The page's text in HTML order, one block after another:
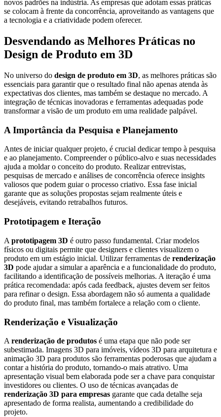
novos padrões na indústria. As empresas que adotam essas práticas
se colocam à frente da concorrência, aproveitando as vantagens que
a tecnologia e a criatividade podem oferecer.
Desvendando as Melhores Práticas no
Design de Produto em 3D
No universo do design de produto em 3D, as melhores práticas são
essenciais para garantir que o resultado final não apenas atenda às
expectativas dos clientes, mas também se destaque no mercado. A
integração de técnicas inovadoras e ferramentas adequadas pode
transformar a visão de um produto em uma realidade palpável.
A Importância da Pesquisa e Planejamento
Antes de iniciar qualquer projeto, é crucial dedicar tempo à pesquisa
e ao planejamento. Compreender o público-alvo e suas necessidades
ajuda a moldar o conceito do produto. Realizar entrevistas,
pesquisas de mercado e análises de concorrência oferece insights
valiosos que podem guiar o processo criativo. Essa fase inicial
garante que as soluções propostas sejam realmente úteis e
desejáveis, evitando retrabalhos futuros.
Prototipagem e Iteração
A prototipagem 3D é outro passo fundamental. Criar modelos
físicos ou digitais permite que designers e clientes visualizem o
produto em um estágio inicial. Utilizar ferramentas de renderização
3D pode ajudar a simular a aparência e a funcionalidade do produto,
facilitando a identificação de possíveis melhorias. A iteração é uma
prática recomendada: após cada feedback, ajustes devem ser feitos
para refinar o design. Essa abordagem não só aumenta a qualidade
do produto final, mas também fortalece a relação com o cliente.
Renderização e Visualização
A renderização de produtos é uma etapa que não pode ser
subestimada. Imagens 3D para imóveis, vídeos 3D para arquitetura e
animação 3D para produtos são ferramentas poderosas que ajudam a
contar a história do produto, tornando-o mais atrativo. Uma
apresentação visual bem elaborada pode ser a chave para conquistar
investidores ou clientes. O uso de técnicas avançadas de
renderização 3D para empresas garante que cada detalhe seja
apresentado de forma realista, aumentando a credibilidade do
projeto.